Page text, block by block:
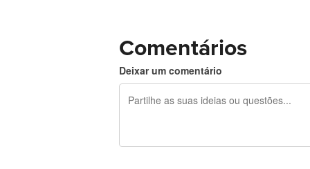
Comentários
Deixar um comentário